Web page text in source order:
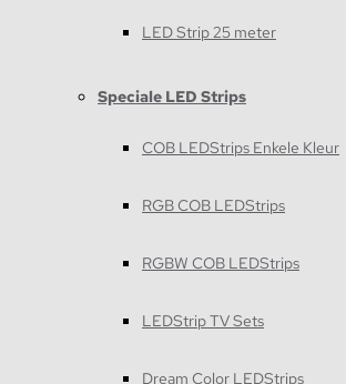
LED Strip 25 meter
Speciale LED Strips
COB LEDStrips Enkele Kleur
RGB COB LEDStrips
RGBW COB LEDStrips
LEDStrip TV Sets
Dream Color LEDStrips